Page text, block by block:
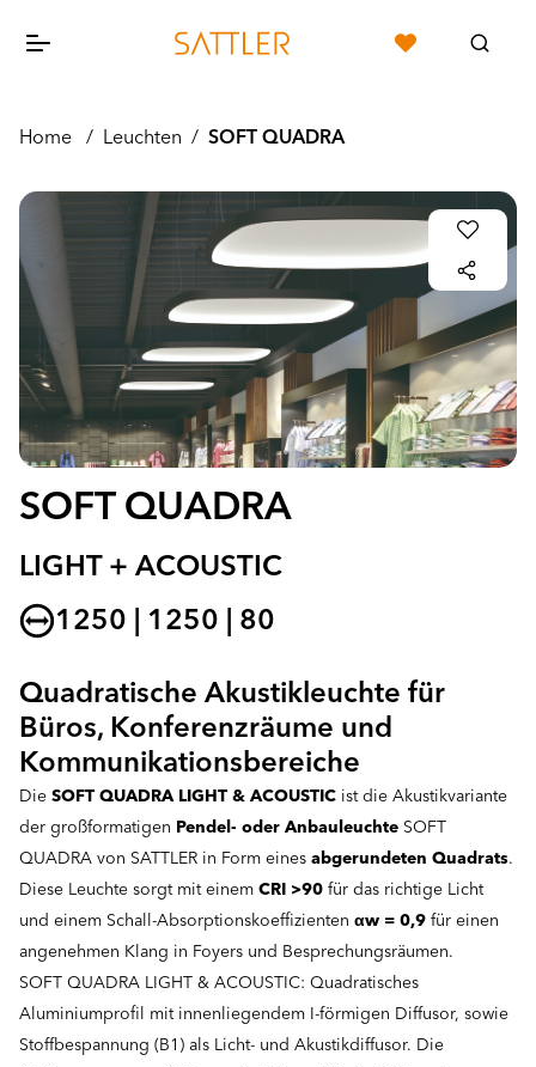
Home / Leuchten / SOFT QUADRA
SOFT QUADRA
LIGHT + ACOUSTIC
1250 | 1250 | 80
Quadratische Akustikleuchte für
Büros, Konferenzräume und
Kommunikationsbereiche
Die SOFT QUADRA LIGHT & ACOUSTIC ist die Akustikvariante
der großformatigen Pendel- oder Anbauleuchte SOFT
QUADRA von SATTLER in Form eines abgerundeten Quadrats.
Diese Leuchte sorgt mit einem CRI >90 für das richtige Licht
und einem Schall-Absorptionskoeffizienten αw = 0,9 für einen
angenehmen Klang in Foyers und Besprechungsräumen.
SOFT QUADRA LIGHT & ACOUSTIC: Quadratisches
Aluminiumprofil mit innenliegendem I-förmigen Diffusor, sowie
Stoffbespannung (B1) als Licht- und Akustikdiffusor. Die